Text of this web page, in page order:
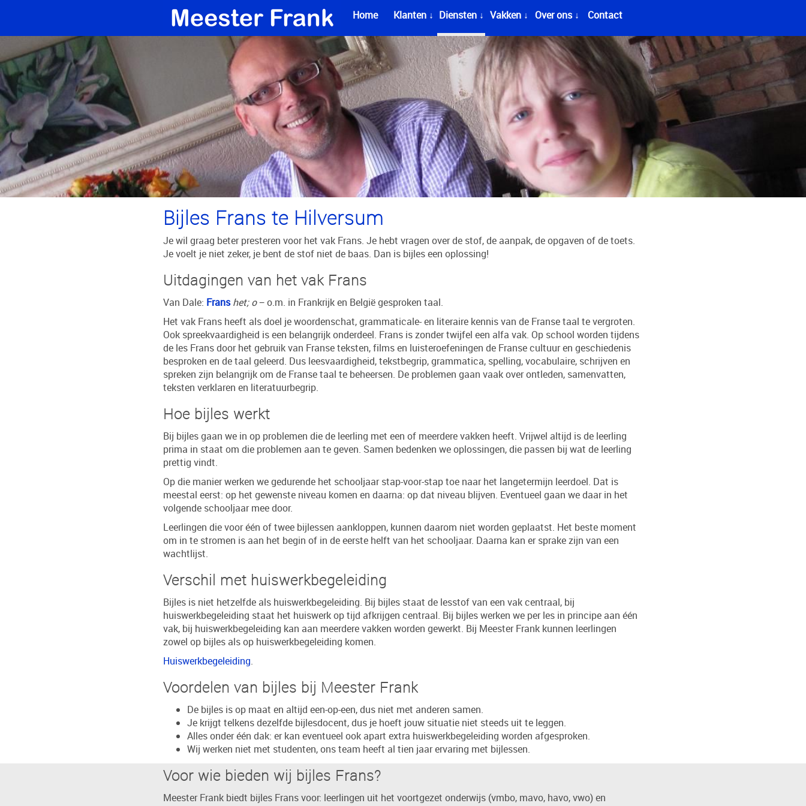
Home Klanten ↓ Diensten ↓ Vakken ↓ Over ons ↓ Contact
Bijles Frans te Hilversum
Je wil graag beter presteren voor het vak Frans. Je hebt vragen over de stof, de aanpak, de opgaven of de toets.
Je voelt je niet zeker, je bent de stof niet de baas. Dan is bijles een oplossing!
Uitdagingen van het vak Frans
Van Dale: Frans het; o− o.m. in Frankrijk en België gesproken taal.
Het vak Frans heeft als doel je woordenschat, grammaticale- en literaire kennis van de Franse taal te vergroten.
Ook spreekvaardigheid is een belangrijk onderdeel. Frans is zonder twijfel een alfa vak. Op school worden tijdens
de les Frans door het gebruik van Franse teksten, films en luisteroefeningen de Franse cultuur en geschiedenis
besproken en de taal geleerd. Dus leesvaardigheid, tekstbegrip, grammatica, spelling, vocabulaire, schrijven en
spreken zijn belangrijk om de Franse taal te beheersen. De problemen gaan vaak over ontleden, samenvatten,
teksten verklaren en literatuurbegrip.
Hoe bijles werkt
Bij bijles gaan we in op problemen die de leerling met een of meerdere vakken heeft. Vrijwel altijd is de leerling
prima in staat om die problemen aan te geven. Samen bedenken we oplossingen, die passen bij wat de leerling
prettig vindt.
Op die manier werken we gedurende het schooljaar stap-voor-stap toe naar het langetermijn leerdoel. Dat is
meestal eerst: op het gewenste niveau komen en daarna: op dat niveau blijven. Eventueel gaan we daar in het
volgende schooljaar mee door.
Leerlingen die voor één of twee bijlessen aankloppen, kunnen daarom niet worden geplaatst. Het beste moment
om in te stromen is aan het begin of in de eerste helft van het schooljaar. Daarna kan er sprake zijn van een
wachtlijst.
Verschil met huiswerkbegeleiding
Bijles is niet hetzelfde als huiswerkbegeleiding. Bij bijles staat de lesstof van een vak centraal, bij
huiswerkbegeleiding staat het huiswerk op tijd afkrijgen centraal. Bij bijles werken we per les in principe aan één
vak, bij huiswerkbegeleiding kan aan meerdere vakken worden gewerkt. Bij Meester Frank kunnen leerlingen
zowel op bijles als op huiswerkbegeleiding komen.
Huiswerkbegeleiding.
Voordelen van bijles bij Meester Frank
De bijles is op maat en altijd een-op-een, dus niet met anderen samen.
Je krijgt telkens dezelfde bijlesdocent, dus je hoeft jouw situatie niet steeds uit te leggen.
Alles onder één dak: er kan eventueel ook apart extra huiswerkbegeleiding worden afgesproken.
Wij werken niet met studenten, ons team heeft al tien jaar ervaring met bijlessen.
Voor wie bieden wij bijles Frans?
Meester Frank biedt bijles Frans voor: leerlingen uit het voortgezet onderwijs (vmbo, mavo, havo, vwo) en